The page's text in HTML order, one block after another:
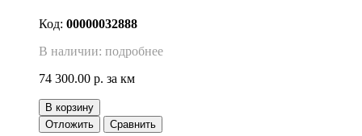
Код: 00000032888
В наличии: подробнее
74 300.00 р. за км
В корзину
Отложить
Сравнить